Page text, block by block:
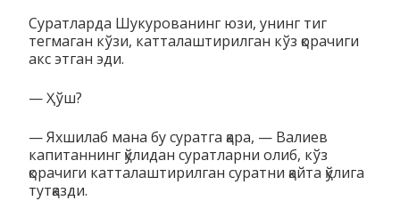
Суратларда Шукурованинг юзи, унинг тиг
тегмаган кўзи, катталаштирилган кўз қорачиги
акс этган эди.
— Ҳўш?
— Яхшилаб мана бу суратга қара, — Валиев
капитаннинг қўлидан суратларни олиб, кўз
қорачиги катталаштирилган суратни қайта қўлига
тутқазди.